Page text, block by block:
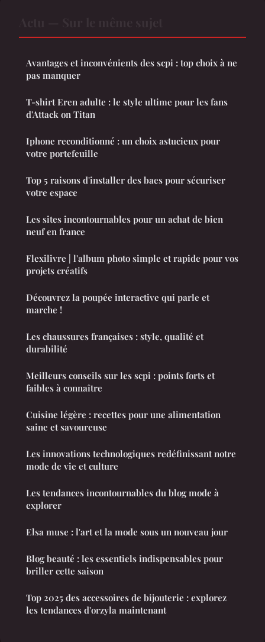
Avantages et inconvénients des scpi : top choix à ne
pas manquer
T-shirt Eren adulte : le style ultime pour les fans
d'Attack on Titan
Iphone reconditionné : un choix astucieux pour
votre portefeuille
Top 5 raisons d'installer des baes pour sécuriser
votre espace
Les sites incontournables pour un achat de bien
neuf en france
Flexilivre | l'album photo simple et rapide pour vos
projets créatifs
Découvrez la poupée interactive qui parle et
marche !
Les chaussures françaises : style, qualité et
durabilité
Meilleurs conseils sur les scpi : points forts et
faibles à connaître
Cuisine légère : recettes pour une alimentation
saine et savoureuse
Les innovations technologiques redéfinissant notre
mode de vie et culture
Les tendances incontournables du blog mode à
explorer
Elsa muse : l'art et la mode sous un nouveau jour
Blog beauté : les essentiels indispensables pour
briller cette saison
Top 2025 des accessoires de bijouterie : explorez
les tendances d'orzyla maintenant